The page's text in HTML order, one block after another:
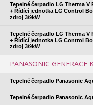
Tepelné čerpadlo LG Therma V
+ Řídící jednotka LG Control
zdroj 3/9kW
Tepelné čerpadlo LG Therma V
+ Řídící jednotka LG Control
zdroj 3/9kW
PANASONIC GENERACE K
Tepelné čerpadlo Panasonic
Tepelné čerpadlo Panasonic